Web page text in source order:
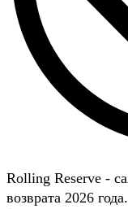
Rolling Reserve -
возврата 2026